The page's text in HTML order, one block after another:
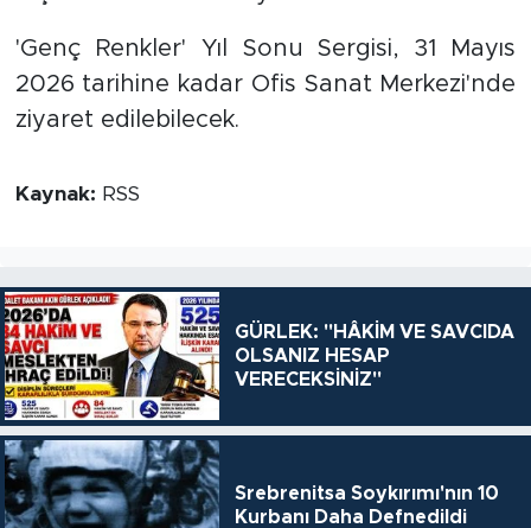
'Genç Renkler' Yıl Sonu Sergisi, 31 Mayıs
2026 tarihine kadar Ofis Sanat Merkezi'nde
ziyaret edilebilecek.
Kaynak: RSS
GÜRLEK: "HÂKİM VE SAVCIDA
OLSANIZ HESAP
VERECEKSİNİZ"
Srebrenitsa Soykırımı'nın 10
Kurbanı Daha Defnedildi